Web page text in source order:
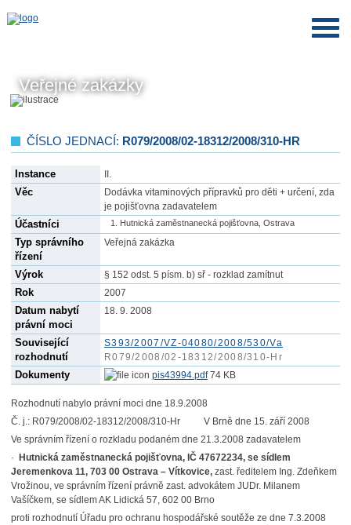
Veřejné zakázky
ČÍSLO JEDNACÍ: R079/2008/02-18312/2008/310-HR
Instance II.
Věc
Dodávka vitaminových přípravků pro děti + určení, zda
je pojišťovna zadavatelem
Účastníci Hutnická zaměstnanecká pojišťovna, Ostrava
Typ správního
řízení
Veřejná zakázka
Výrok § 152 odst. 5 písm. b) sř - rozklad zamítnut
Rok 2007
Datum nabytí
právní moci
18. 9. 2008
Související
rozhodnutí
S393/2007/VZ-04080/2008/530/Va
R079/2008/02-18312/2008/310-Hr
Dokumenty pis43994.pdf74 KB
Rozhodnutí nabylo právní moci dne 18.9.2008
Č. j.: R079/2008/02-18312/2008/310-Hr V Brně dne 15. září 2008
Ve správním řízení o rozkladu podaném dne 21.3.2008 zadavatelem
·
Hutnická zaměstnanecká pojišťovna, IČ 47672234, se sídlem
Jeremenkova 11, 703 00 Ostrava – Vítkovice,zast. ředitelem Ing. Zdeňkem
Vrožinou, ve správním řízení právně zast. advokátem JUDr. Milanem
Vašíčkem, se sídlem AK Lidická 57, 602 00 Brno
proti rozhodnutí Úřadu pro ochranu hospodářské soutěže ze dne 7.3.2008